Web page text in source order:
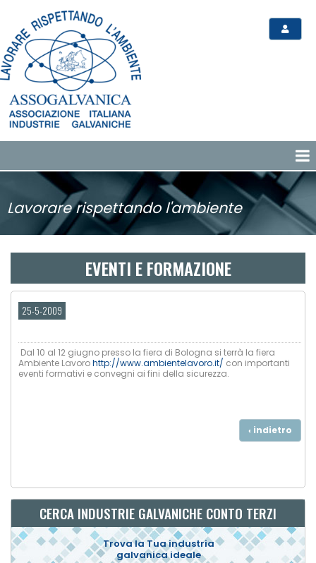
Lavorare rispettando l'ambiente
EVENTI E FORMAZIONE
25-5-2009
Dal 10 al 12 giugno presso la fiera di Bologna si terrà la fiera
Ambiente Lavorohttp://www.ambientelavoro.it/ con importanti
eventi formativi e convegni ai fini della sicurezza.
‹ indietro
CERCA INDUSTRIE GALVANICHE CONTO TERZI
Trova la Tua industria
galvanica ideale